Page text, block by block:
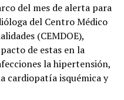
del mes de alerta para
del Centro Médico
(CEMDOE),
de estas en la
la hipertensión,
cardiopatía isquémica y